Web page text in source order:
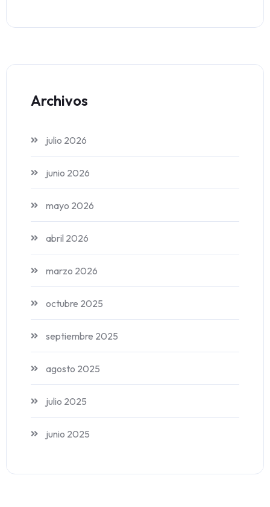
Archivos
julio 2026
junio 2026
mayo 2026
abril 2026
marzo 2026
octubre 2025
septiembre 2025
agosto 2025
julio 2025
junio 2025